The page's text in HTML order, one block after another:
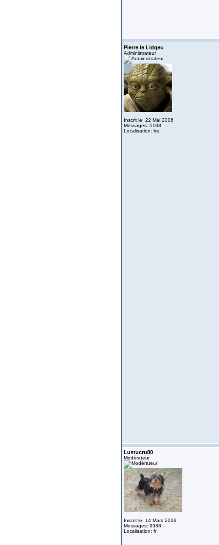
Pierre le Lidgeu
Administrateur
Inscrit le: 22 Mai 2006
Messages: 5108
Localisation: be
Lustucru80
Modérateur
Inscrit le: 14 Mars 2006
Messages: 9988
Localisation: fr